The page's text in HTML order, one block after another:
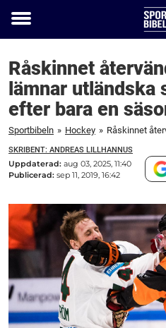
Toggle
Råskinnet
lämnar utländska
efter bara en
Sportbibeln » Hockey »
SKRIBENT: ANDREAS LILLHANNUS
Uppdaterad: aug 03, 2025, 11:40
Publicerad: sep 11, 2019, 16:42